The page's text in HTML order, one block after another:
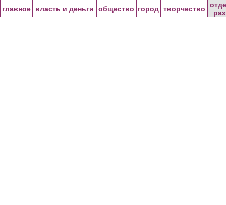
главное власть и деньги общество город творчество